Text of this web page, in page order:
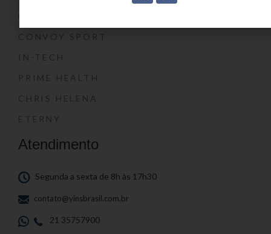
CONVOY SPORT
IN-TECH
PRIME HEALTH
CHRIS HELENA
ETERNY
Atendimento
Segunda a sexta de 8h às 17h30
contato@yinsbrasil.com.br
21 35757900